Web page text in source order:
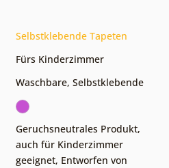
Selbstklebende Tapeten
Fürs Kinderzimmer
Waschbare, Selbstklebende
Geruchsneutrales Produkt,
auch für Kinderzimmer
geeignet, Entworfen von